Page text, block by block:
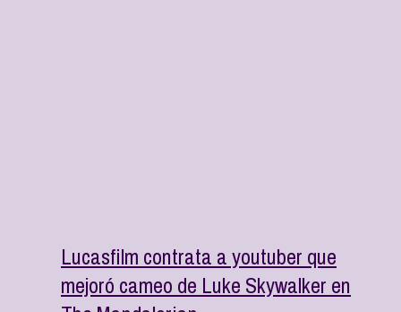
Lucasfilm contrata a youtuber que
mejoró cameo de Luke Skywalker en